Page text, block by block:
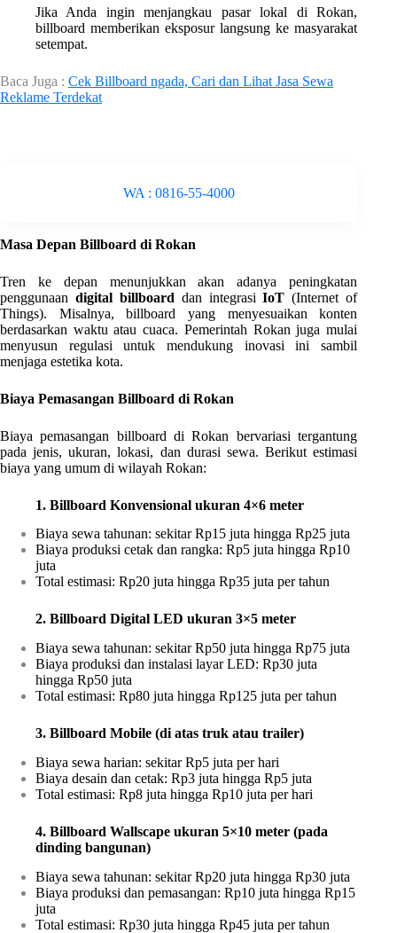
Jika Anda ingin menjangkau pasar lokal di Rokan,
billboard memberikan eksposur langsung ke masyarakat
setempat.
Baca Juga : Cek Billboard ngada, Cari dan Lihat Jasa Sewa
Reklame Terdekat
WA : 0816-55-4000
Masa Depan Billboard di Rokan
Tren ke depan menunjukkan akan adanya peningkatan
penggunaan digital billboard dan integrasiIoT (Internet of
Things). Misalnya, billboard yang menyesuaikan konten
berdasarkan waktu atau cuaca. Pemerintah Rokan juga mulai
menyusun regulasi untuk mendukung inovasi ini sambil
menjaga estetika kota.
Biaya Pemasangan Billboard di Rokan
Biaya pemasangan billboard di Rokan bervariasi tergantung
pada jenis, ukuran, lokasi, dan durasi sewa. Berikut estimasi
biaya yang umum di wilayah Rokan:
1. Billboard Konvensional ukuran 4×6 meter
Biaya sewa tahunan: sekitar Rp15 juta hingga Rp25 juta
Biaya produksi cetak dan rangka: Rp5 juta hingga Rp10
juta
Total estimasi: Rp20 juta hingga Rp35 juta per tahun
2. Billboard Digital LED ukuran 3×5 meter
Biaya sewa tahunan: sekitar Rp50 juta hingga Rp75 juta
Biaya produksi dan instalasi layar LED: Rp30 juta
hingga Rp50 juta
Total estimasi: Rp80 juta hingga Rp125 juta per tahun
3. Billboard Mobile (di atas truk atau trailer)
Biaya sewa harian: sekitar Rp5 juta per hari
Biaya desain dan cetak: Rp3 juta hingga Rp5 juta
Total estimasi: Rp8 juta hingga Rp10 juta per hari
4. Billboard Wallscape ukuran 5×10 meter (pada
dinding bangunan)
Biaya sewa tahunan: sekitar Rp20 juta hingga Rp30 juta
Biaya produksi dan pemasangan: Rp10 juta hingga Rp15
juta
Total estimasi: Rp30 juta hingga Rp45 juta per tahun